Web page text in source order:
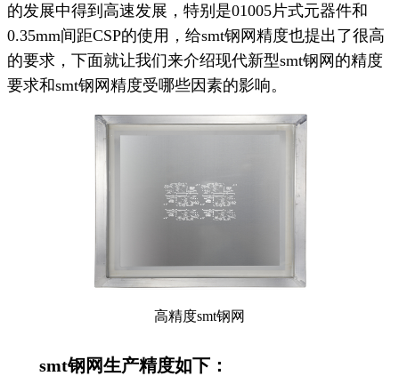
的发展中得到高速发展，特别是01005片式元器件和
0.35mm间距CSP的使用，给smt钢网精度也提出了很高
的要求，下面就让我们来介绍现代新型smt钢网的精度
要求和smt钢网精度受哪些因素的影响。
高精度smt钢网
smt钢网生产精度如下：